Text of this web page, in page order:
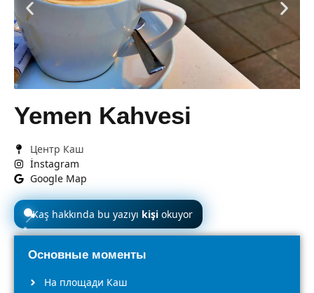
Yemen Kahvesi
Центр Каш
İnstagram
Google Map
📍Kaş hakkında bu yazıyı kişi okuyor
Основные моменты
На площади Каш